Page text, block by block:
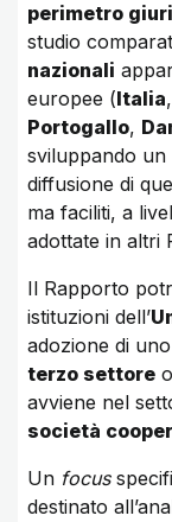
perimetro
studio
nazionali
europee (Italia,
Portogallo,
sviluppando
diffusione di
ma faciliti, a
adottate in altri
Il Rapporto
istituzioni dell’
adozione di uno
terzo settore o
avviene nel
società
Un focus
destinato